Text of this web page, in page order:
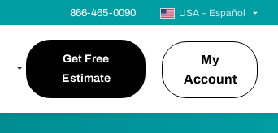
866-465-0090 USA – Español
Get Free
Estimate
My
Account